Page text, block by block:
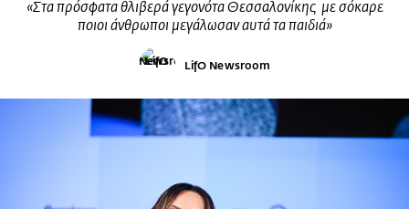
«Στα πρόσφατα θλιβερά γεγονότα Θεσσαλονίκης με σόκαρε
ποιοι άνθρωποι μεγάλωσαν αυτά τα παιδιά»
LifO Newsroom